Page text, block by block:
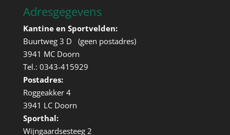
Adresgegevens
Kantine en Sportvelden:
Buurtweg 3 D (geen postadres)
3941 MC Doorn
Tel.: 0343-415929
Postadres:
Roggeakker 4
3941 LC Doorn
Sporthal:
Wijngaardsesteeg 2